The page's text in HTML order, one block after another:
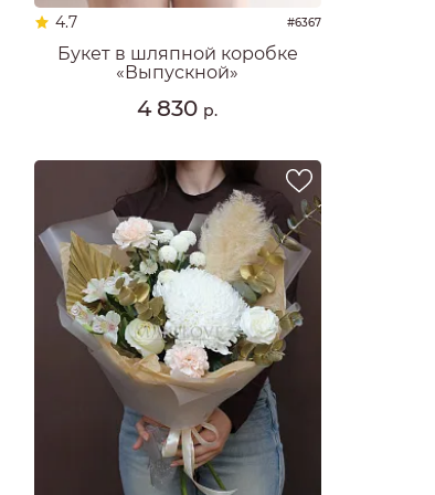
4.7 #6367
Букет в шляпной коробке
«Выпускной»
4 830 р.